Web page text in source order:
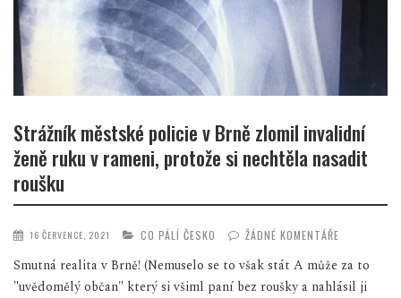
Strážník městské policie v Brně zlomil invalidní
ženě ruku v rameni, protože si nechtěla nasadit
roušku
16 ČERVENCE, 2021 CO PÁLÍ ČESKO ŽÁDNÉ KOMENTÁŘE
Smutná realita v Brně! (Nemuselo se to však stát A může za to
"uvědomělý občan" který si všiml paní bez roušky a nahlásil ji